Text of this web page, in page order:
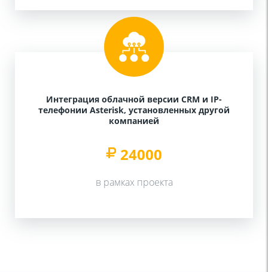
Интеграция облачной версии CRM и IP-
телефонии Asterisk, установленных другой
компанией
24000
в рамках проекта